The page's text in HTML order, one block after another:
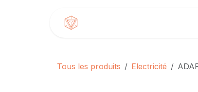
Tous les produits Electricité